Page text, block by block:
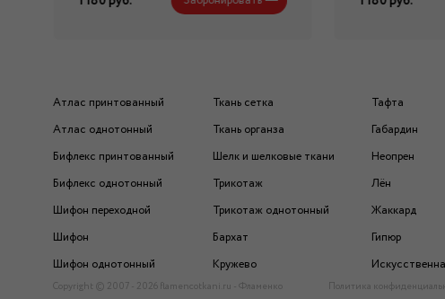
Атлас принтованный
Атлас однотонный
Бифлекс принтованный
Бифлекс однотонный
Шифон переходной
Шифон
Шифон однотонный
Ткань сетка
Ткань органза
Шелк и шелковые ткани
Трикотаж
Трикотаж однотонный
Бархат
Кружево
Тафта
Габардин
Неопрен
Лён
Жаккард
Гипюр
Copyright © 2007 - 2026 flamencotkani.ru - Фламенко Политика